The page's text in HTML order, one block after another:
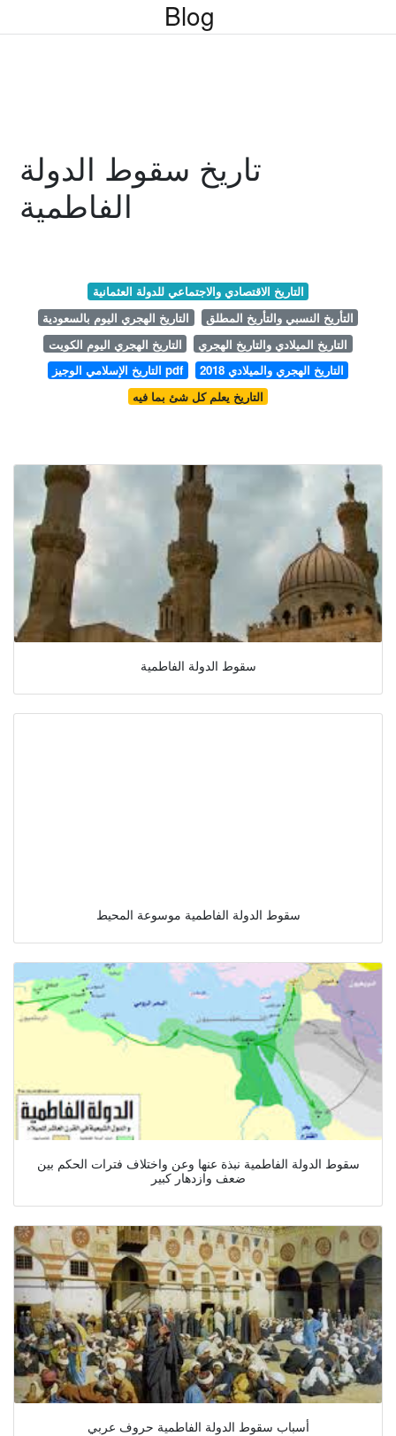
Blog
تاريخ سقوط الدولة
الفاطمية
التاريخ الاقتصادي والاجتماعي للدولة العثمانية
التاريخ الهجري اليوم بالسعودية
التأريخ النسبي والتأريخ المطلق
التاريخ الهجري اليوم الكويت
التاريخ الميلادي والتاريخ الهجري
التاريخ الإسلامي الوجيز pdf
التاريخ الهجري والميلادي 2018
التاريخ يعلم كل شئ بما فيه
سقوط الدولة الفاطمية
سقوط الدولة الفاطمية موسوعة المحيط
سقوط الدولة الفاطمية نبذة عنها وعن واختلاف فترات الحكم بين
ضعف وازدهار كبير
أسباب سقوط الدولة الفاطمية حروف عربي